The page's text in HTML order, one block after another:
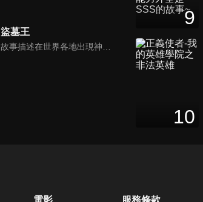
盜墓王
故事描述在世界各地出現神祕「墓」的世界，墓穴中存在的「遺物」能賦予所有者異能力，主角剛力遼河因雇主大河原泰政的背叛而在墓穴中陷入死地，隨後憑藉遺物之力重返巔峰，邁向真正「盜掘王」的逆轉劇序幕。
9
10
電影 服務條款